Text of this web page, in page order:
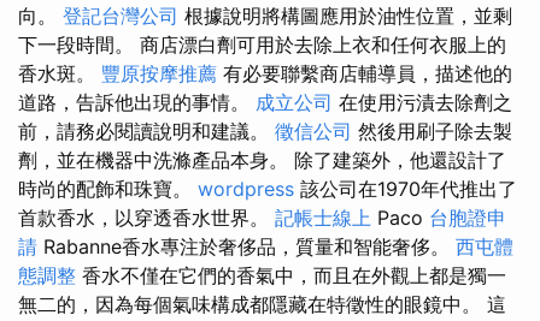
向。 登記台灣公司 根據說明將構圖應用於油性位置，並剩
下一段時間。 商店漂白劑可用於去除上衣和任何衣服上的
香水斑。 豐原按摩推薦 有必要聯繫商店輔導員，描述他的
道路，告訴他出現的事情。 成立公司 在使用污漬去除劑之
前，請務必閱讀說明和建議。 徵信公司 然後用刷子除去製
劑，並在機器中洗滌產品本身。 除了建築外，他還設計了
時尚的配飾和珠寶。 wordpress 該公司在1970年代推出了
首款香水，以穿透香水世界。 記帳士線上 Paco 台胞證申
請 Rabanne香水專注於奢侈品，質量和智能奢侈。 西屯體
態調整 香水不僅在它們的香氣中，而且在外觀上都是獨一
無二的，因為每個氣味構成都隱藏在特徵性的眼鏡中。 這